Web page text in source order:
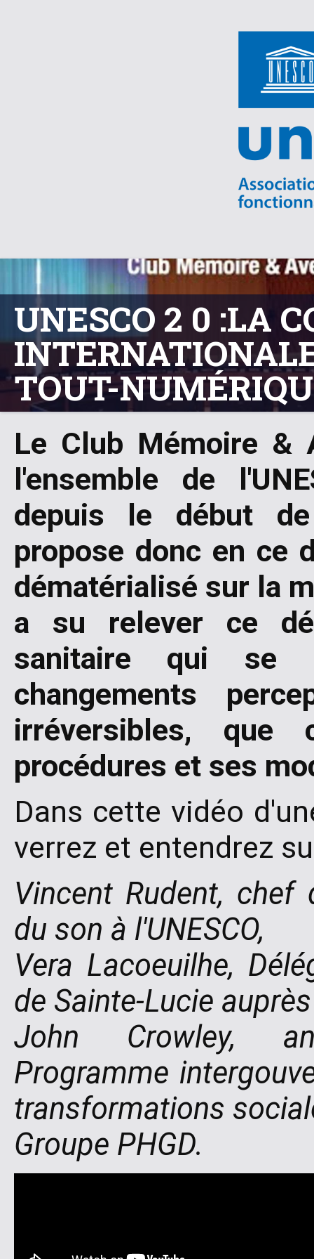
UNESCO 2 0 :LA
TOUT-
Le Club Mémoire &
l'ensemble de
depuis le début
propose donc en ce
dématérialisé sur la
a su relever ce
sanitaire qui se
changements
irréversibles, que
procédures et ses
Dans cette vidéo
verrez et entendrez
Vincent Rudent,
du son à l'UNESCO,
Vera Lacoeuilhe,
de Sainte-Lucie
John Crowley,
Programme
transformations
Groupe PHGD.